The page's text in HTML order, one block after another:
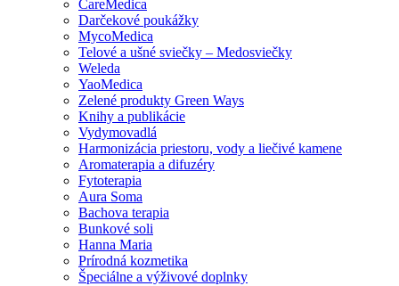
CareMedica
Darčekové poukážky
MycoMedica
Telové a ušné sviečky – Medosviečky
Weleda
YaoMedica
Zelené produkty Green Ways
Knihy a publikácie
Vydymovadlá
Harmonizácia priestoru, vody a liečivé kamene
Aromaterapia a difuzéry
Fytoterapia
Aura Soma
Bachova terapia
Bunkové soli
Hanna Maria
Prírodná kozmetika
Špeciálne a výživové doplnky